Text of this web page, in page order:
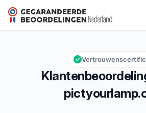
pictyourlamp.com
Algemene beoordeling: 9,3 van 10
9,3/10